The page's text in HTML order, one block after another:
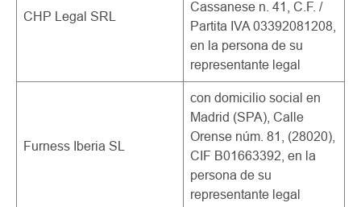
CHP Legal SRL
Cassanese n. 41, C.F. /
Partita IVA 03392081208,
en la persona de su
representante legal
Furness Iberia SL
con domicilio social en
Madrid (SPA), Calle
Orense núm. 81, (28020),
CIF B01663392, en la
persona de su
representante legal